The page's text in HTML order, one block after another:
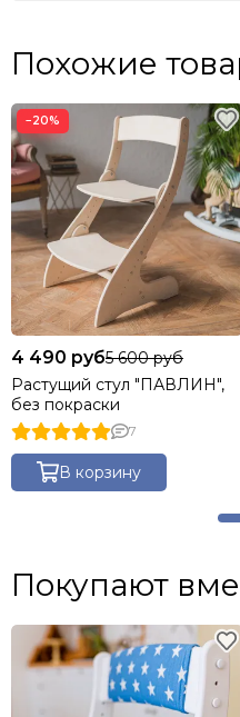
Похожие
−20%
4 490 руб5 600 руб
Растущий стул "ПАВЛИН",
без покраски
7
В корзину
Покупают